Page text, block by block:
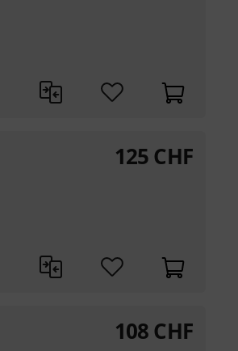
125CHF
108CHF